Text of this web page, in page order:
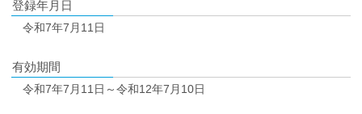
登録年月日
令和7年7月11日
有効期間
令和7年7月11日～令和12年7月10日